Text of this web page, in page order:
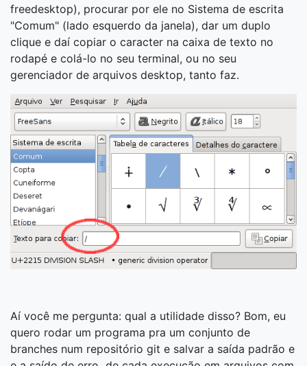
freedesktop), procurar por ele no Sistema de escrita
"Comum" (lado esquerdo da janela), dar um duplo
clique e daí copiar o caracter na caixa de texto no
rodapé e colá-lo no seu terminal, ou no seu
gerenciador de arquivos desktop, tanto faz.
Aí você me pergunta: qual a utilidade disso? Bom, eu
quero rodar um programa pra um conjunto de
branches num repositório git e salvar a saída padrão e